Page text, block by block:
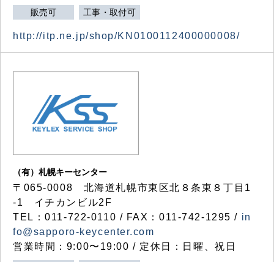
販売可 工事・取付可
http://itp.ne.jp/shop/KN0100112400000008/
（有）札幌キーセンター
〒065-0008 北海道札幌市東区北８条東８丁目1
-1 イチカンビル2F
TEL：011-722-0110 / FAX：011-742-1295 / in
fo@sapporo-keycenter.com
営業時間：9:00〜19:00 / 定休日：日曜、祝日